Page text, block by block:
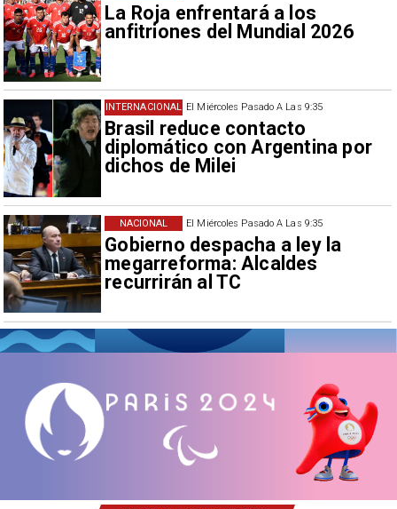
La Roja enfrentará a los
anfitriones del Mundial 2026
El Miércoles Pasado A Las 9:35
Brasil reduce contacto
diplomático con Argentina por
dichos de Milei
INTERNACIONAL
El Miércoles Pasado A Las 9:35
Gobierno despacha a ley la
megarreforma: Alcaldes
recurrirán al TC
NACIONAL